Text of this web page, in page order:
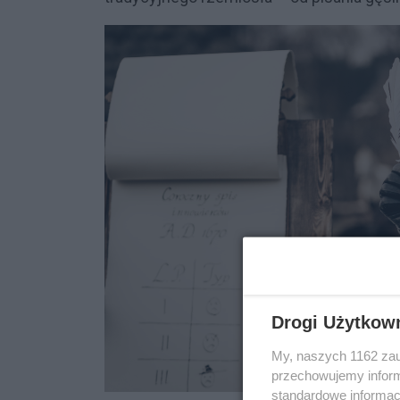
Drogi
My, naszych 1162
przechowujemy
standardowe